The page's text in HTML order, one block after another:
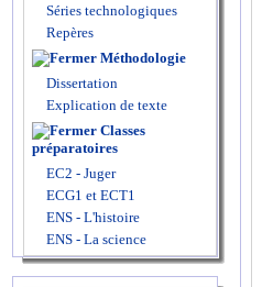
Séries technologiques
Repères
Méthodologie
Dissertation
Explication de texte
Classes
préparatoires
EC2 - Juger
ECG1 et ECT1
ENS - L'histoire
ENS - La science